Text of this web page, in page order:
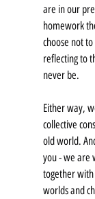
are in our
homework
choose not
reflecting to
never be.
Either way,
collective
old world.
you - we are
together with
worlds and